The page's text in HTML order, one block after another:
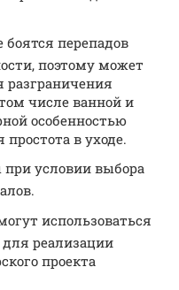
перепадов
поэтому может
разграничения
числе ванной и
особенностью
простота в уходе.
условии выбора
использоваться
реализации
проекта